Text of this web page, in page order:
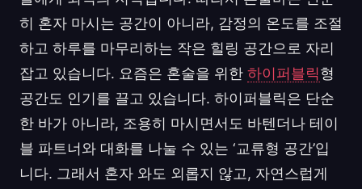
히 혼자 마시는 공간이 아니라, 감정의 온도를 조절
하고 하루를 마무리하는 작은 힐링 공간으로 자리
잡고 있습니다. 요즘은 혼술을 위한 하이퍼블릭형
공간도 인기를 끌고 있습니다. 하이퍼블릭은 단순
한 바가 아니라, 조용히 마시면서도 바텐더나 테이
블 파트너와 대화를 나눌 수 있는 ‘교류형 공간’입
니다. 그래서 혼자 와도 외롭지 않고, 자연스럽게